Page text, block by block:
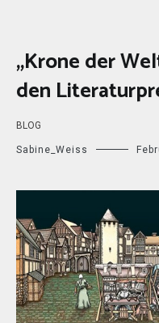
„Krone der
den
BLOG
Sabine_Weiss